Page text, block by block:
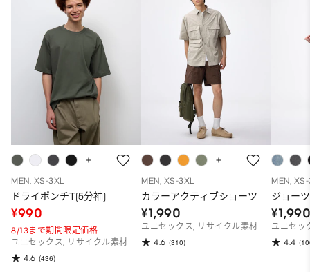
MEN, XS-3XL
ドライポンチT(5分袖)
¥990
8/13まで期間限定価格
ユニセックス, リサイクル素材
4.6 (436)
MEN, XS-3XL
カラーアクティブショーツ
¥1,990
ユニセックス, リサイクル素材
4.6 (310)
MEN,
ジョーツ
ユニセッ
4.4